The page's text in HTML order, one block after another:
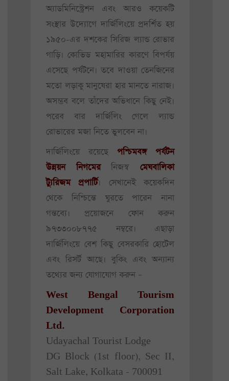
অ্যাডমিনিস্ট্রেশন এবং আরও কয়েকটি
সংস্থার উদ্যোগে দার্জিলিংয়ে প্রদর্শিত হয়
১৯৫০-এর দশকের সিরিজ ল্যান্ড রোভার
গাড়ি। কোভিড মহামারির কারণে বিপর্যয়
এসেছে পর্যটনে। তবে দাওয়া তেনজিনের
মতো লড়াকু মানুষেরা হার মানতে নারাজ।
অসম্ভব বলে তাঁদের অভিধানে কিছু নেই।
পরেব বার দার্জিলিং গেলে ল্যান্ড
রোভারের মজা নিতে ভুলবেন না।
দার্জিলিংয়ে রয়েছে পশ্চিমবঙ্গ পর্যটন
উন্নয়ন নিগমেরনিজস্বমেঘবালিকা
ট্যুরিজম প্রপার্টি। সেখানেই কয়েকদিন
থেকে নিশ্চিন্তে ঘুরতে পারেন নানা
গন্তব্যে। প্রয়োজনে ফোন করুন
৯৭৩৩০০৮৭৭৫ নম্বরে। এছাড়া
দার্জিলিংয়ে বেশ কিছু বেসরকারি হোটেল
এবং রিসর্ট আছে। বুকিং এবং অন্যান্য
তথ্যের জন্য যোগাযোগ করুন –
West Bengal Tourism
Development Corporation
Ltd.
Udayachal Tourist Lodge
DG Block (1st floor), Sec II,
Salt Lake, Kolkata - 700091